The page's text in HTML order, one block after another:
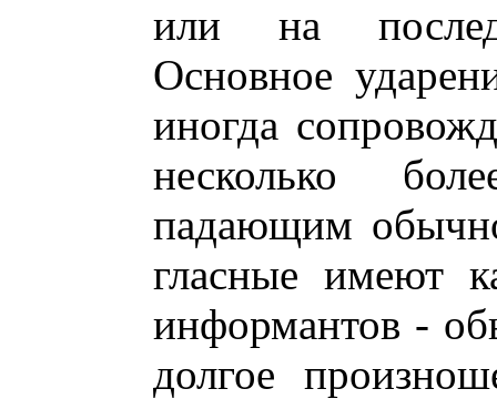
или на
Основное
иногда
несколько
падающим
гласные имеют
информантов -
долгое